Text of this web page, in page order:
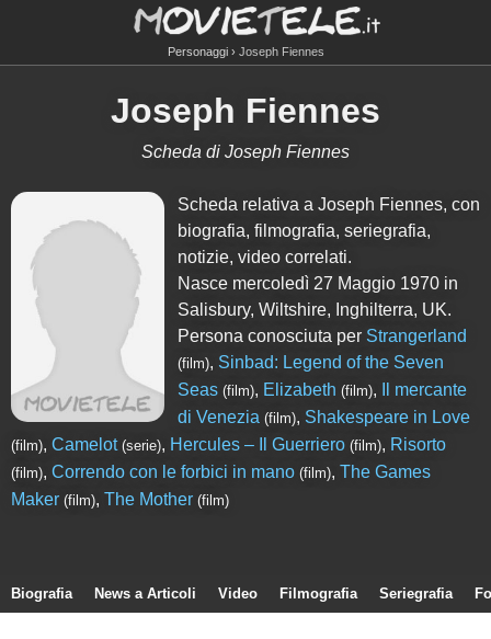
Personaggi Joseph Fiennes
Joseph Fiennes
Scheda di Joseph Fiennes
Scheda relativa a Joseph Fiennes, con
biografia, filmografia, seriegrafia,
notizie, video correlati.
Nasce mercoledì 27 Maggio 1970 in
Salisbury, Wiltshire, Inghilterra, UK.
Persona conosciuta per Strangerland
(film), Sinbad: Legend of the Seven
Seas (film), Elizabeth (film),
Il mercante
di Venezia (film), Shakespeare in Love
(film), Camelot (serie), Hercules – Il Guerriero (film), Risorto
(film), Correndo con le forbici in mano (film), The Games
Maker (film), The Mother (film)
Biografia News a Articoli Video Filmografia Seriegrafia